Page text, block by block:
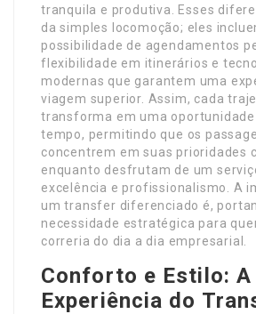
tranquila e produtiva. Esses
da simples locomoção; eles
possibilidade de agendamentos
flexibilidade em itinerários e
modernas que garantem uma
viagem superior. Assim, cada
transforma em uma
tempo, permitindo que os
concentrem em suas prioridades
enquanto desfrutam de um
excelência e profissionalismo. A
um transfer diferenciado é,
necessidade estratégica para
correria do dia a dia empresarial.
Conforto e Estilo: A
Experiência do